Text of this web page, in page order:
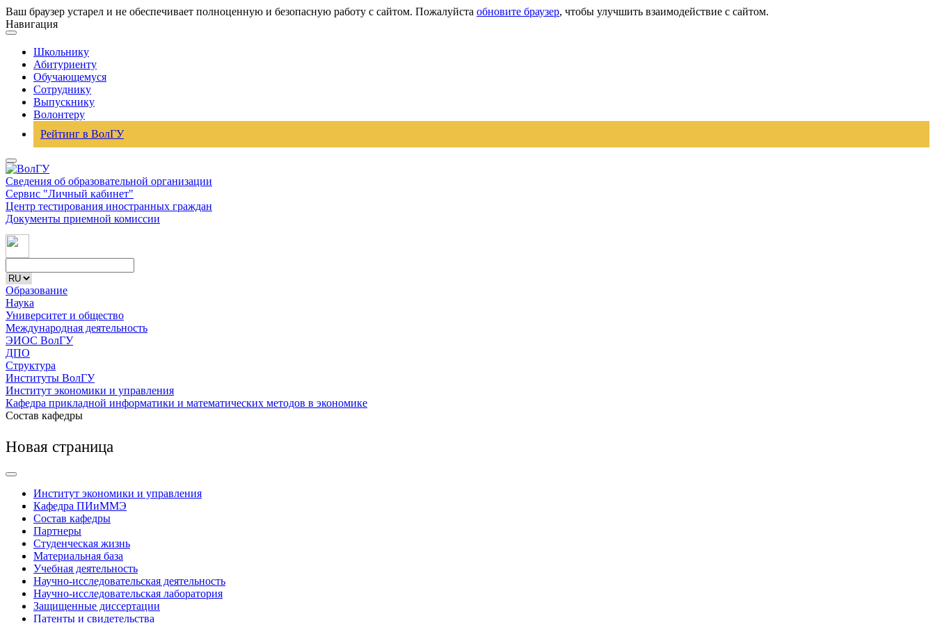
Ваш браузер устарел и не обеспечивает полноценную и безопасную работу с сайтом. Пожалуйста обновите браузер, чтобы улучшить взаимодействие с сайтом.
Навигация
Школьнику
Абитуриенту
Обучающемуся
Сотруднику
Выпускнику
Волонтеру
Рейтинг в ВолГУ
Сведения об образовательной организации
Сервис "Личный кабинет"
Центр тестирования иностранных граждан
Документы приемной комиссии
Образование
Наука
Университет и общество
Международная деятельность
ЭИОС ВолГУ
ДПО
Структура
Институты ВолГУ
Институт экономики и управления
Кафедра прикладной информатики и математических методов в экономике
Состав кафедры
Новая страница
Институт экономики и управления
Кафедра ПИиММЭ
Состав кафедры
Партнеры
Студенческая жизнь
Материальная база
Учебная деятельность
Научно-исследовательская деятельность
Научно-исследовательская лаборатория
Защищенные диссертации
Патенты и свидетельства